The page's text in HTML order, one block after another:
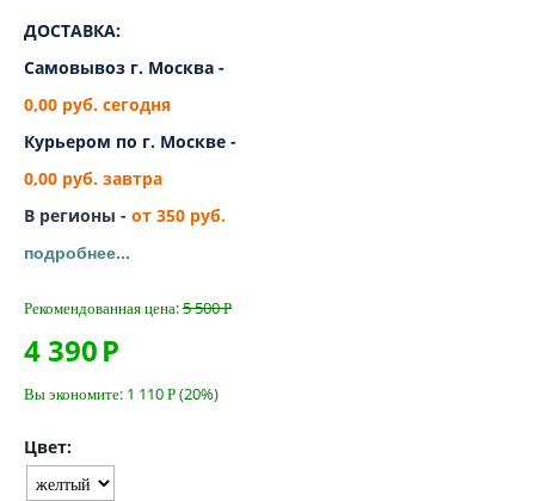
ДОСТАВКА:
Самовывоз г. Москва -
0,00 руб. сегодня
Курьером по г. Москве -
0,00 руб. завтра
В регионы - от 350 руб.
подробнее...
Рекомендованная цена:5 500Р
4 390Р
Вы экономите: 1 110Р(20%)
Цвет: